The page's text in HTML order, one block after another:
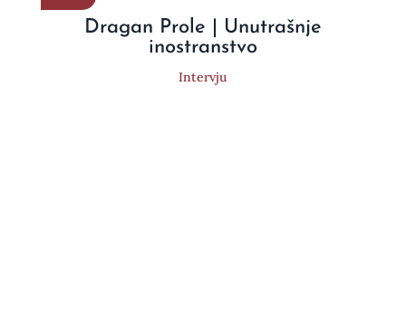
Dragan Prole | Unutrašnje
inostranstvo
Intervju